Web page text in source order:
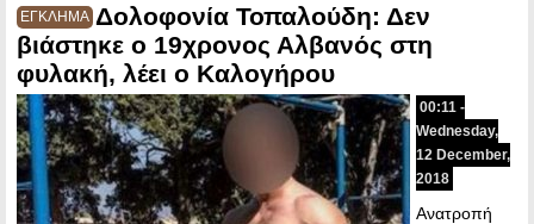
ΕΓΚΛΗΜΑ Δολοφονία Τοπαλούδη: Δεν
βιάστηκε ο 19χρονος Αλβανός στη
φυλακή, λέει ο Kαλογήρου
00:11 -
Wednesday,
12 December,
2018
Ανατροπή